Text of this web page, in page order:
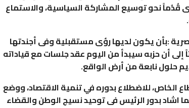
قُدُماً نحو توسيع المشاركة السياسية، والاستماع
:بأن يكون لديها رؤى مستقبلية وفى أجندتها
إلى أن حزبه سيبدأ من اليوم عقد جلسات مع قياداته
حلول نابعة من أرض الواقع.
للاضطلاع بدوره في تنمية الاقتصاد، ووضع
اشاد بدور الرئيس فى توحيد نسيج الوطن والقضاء
السفير نببل فهمى الأمين العام لجامعة الدول العربية…
AKHERALANBAAEG يومين منذ 0